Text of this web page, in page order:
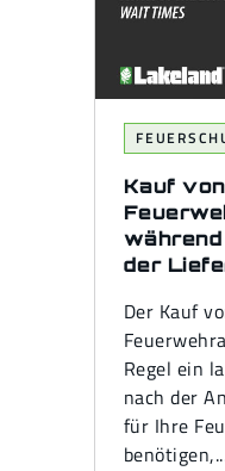
Kauf von
der
Der Kauf
Regel ein
nach der
für Ihre